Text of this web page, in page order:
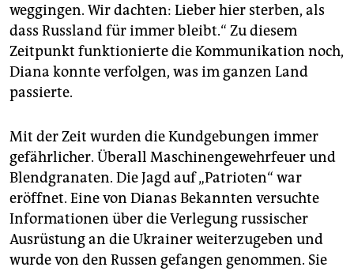
weggingen. Wir dachten: Lieber hier sterben, als
dass Russland für immer bleibt.“ Zu diesem
Zeitpunkt funktionierte die Kommunikation noch,
Diana konnte verfolgen, was im ganzen Land
passierte.
Mit der Zeit wurden die Kundgebungen immer
gefährlicher. Überall Maschinengewehrfeuer und
Blendgranaten. Die Jagd auf „Patrioten“ war
eröffnet. Eine von Dianas Bekannten versuchte
Informationen über die Verlegung russischer
Ausrüstung an die Ukrainer weiterzugeben und
wurde von den Russen gefangen genommen. Sie